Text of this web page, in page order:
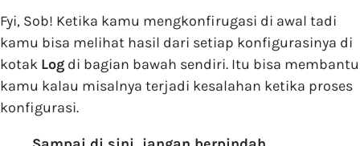
Fyi, Sob! Ketika kamu mengkonfirugasi di awal tadi
kamu bisa melihat hasil dari setiap konfigurasinya di
kotak Log di bagian bawah sendiri. Itu bisa membantu
kamu kalau misalnya terjadi kesalahan ketika proses
konfigurasi.